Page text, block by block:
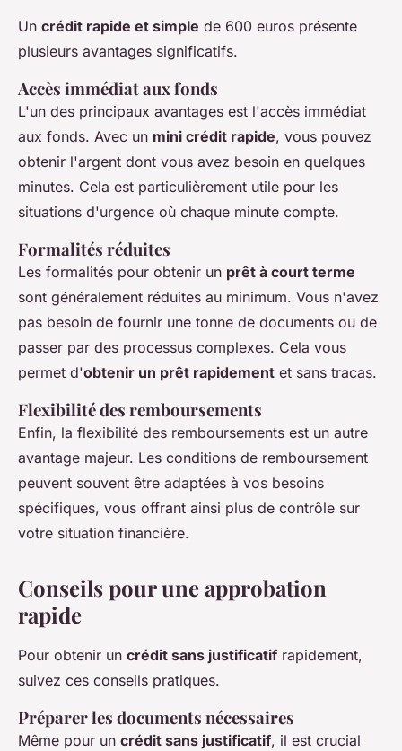
Un crédit rapide et simple de 600 euros présente
plusieurs avantages significatifs.
Accès immédiat aux fonds
L'un des principaux avantages est l'accès immédiat
aux fonds. Avec un mini crédit rapide, vous pouvez
obtenir l'argent dont vous avez besoin en quelques
minutes. Cela est particulièrement utile pour les
situations d'urgence où chaque minute compte.
Formalités réduites
Les formalités pour obtenir un prêt à court terme
sont généralement réduites au minimum. Vous n'avez
pas besoin de fournir une tonne de documents ou de
passer par des processus complexes. Cela vous
permet d'obtenir un prêt rapidement et sans tracas.
Flexibilité des remboursements
Enfin, la flexibilité des remboursements est un autre
avantage majeur. Les conditions de remboursement
peuvent souvent être adaptées à vos besoins
spécifiques, vous offrant ainsi plus de contrôle sur
votre situation financière.
Conseils pour une approbation
rapide
Pour obtenir un crédit sans justificatif rapidement,
suivez ces conseils pratiques.
Préparer les documents nécessaires
Même pour un crédit sans justificatif, il est crucial